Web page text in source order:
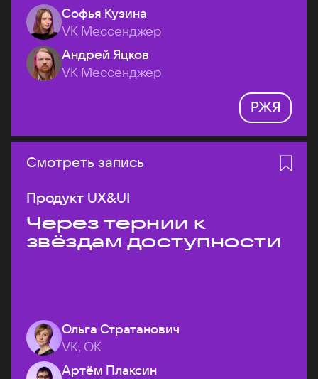
Софья Кузина
VK Мессенджер
Андрей Яцков
VK Мессенджер
РЖЯ
Смотреть запись
Продукт UX&UI
Через тернии к
звёздам доступности
Ольга Стратанович
VK, ОК
Артём Плаксин